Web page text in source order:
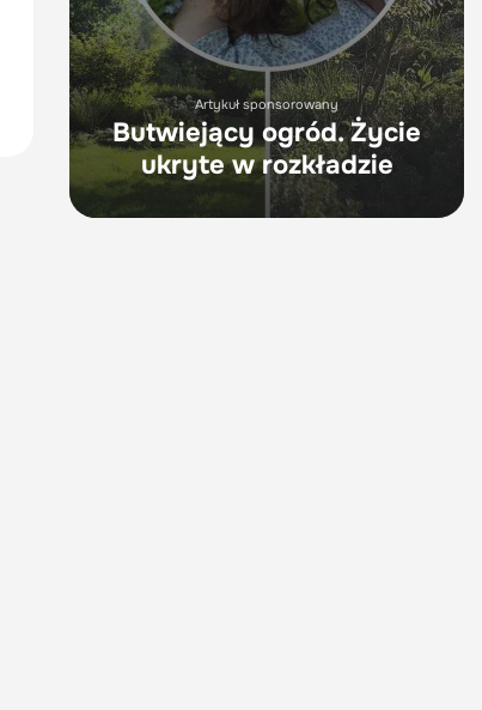
Artykuł sponsorowany
Butwiejący ogród. Życie
ukryte w rozkładzie